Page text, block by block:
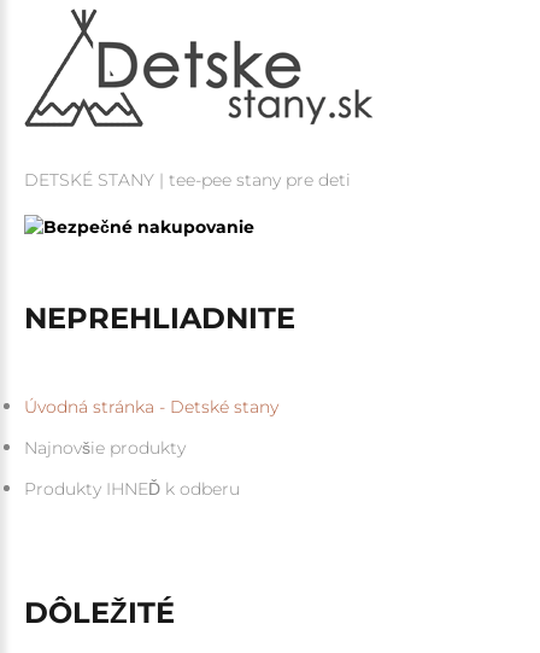
DETSKÉ STANY | tee-pee stany pre deti
NEPREHLIADNITE
Úvodná stránka - Detské stany
Najnovšie produkty
Produkty IHNEĎ k odberu
DÔLEŽITÉ